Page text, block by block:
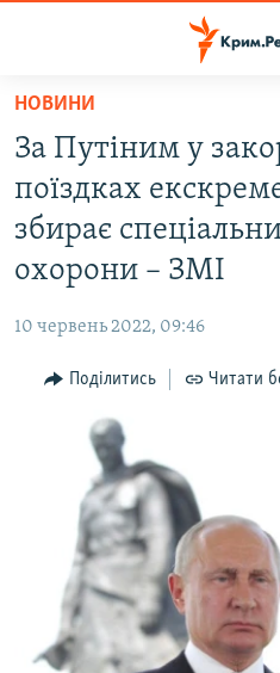
Перейти
основного
матеріалу
Перейти
до
основної
Перейти
пошуку
ВОДА.КРИМ
ВІДЕО ТА ФОТО
ПОГЛЯД
ІНТЕРВ'Ю
ВСЕ ЗА ДЕНЬ
СПЕЦПРОЕКТИ
ДЕПОРТАЦІЯ
ВІДЕОУРОКИ «ELIFBE»
СВІДЧЕННЯ ОКУПАЦІЇ
УКРАЇНСЬКА ПРОБЛЕМА КРИМУ
ЯК ОБІЙТИ БЛОКУВАННЯ
Русский
Qırımtatar
НОВИНИ
За Путіним у
поїздках
збирає
охорони – ЗМІ
10 червень 2022, 09:46
Поділитись Читати